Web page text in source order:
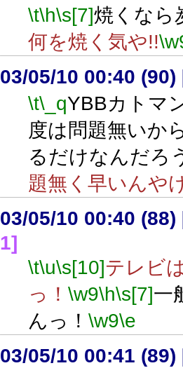
\t\h\s[7]焼くなら
何を焼く気や!!
03/05/10 00:40 (90)
\t\_qYBBカトマ
度は問題無いか
るだけなんだろ
題無く早いんや
03/05/10 00:40 (88)
1]
\t\u\s[10]テレビ
っ！ \w9\h\s[7]一
んっ！ \w9\e
03/05/10 00:41 (89)